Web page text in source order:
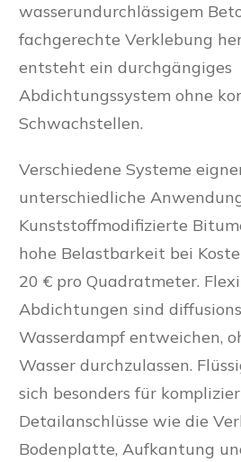
wasserundurchlässigem
fachgerechte Verklebung
entsteht ein durchgängiges
Abdichtungssystem ohne
Schwachstellen.
Verschiedene Systeme
unterschiedliche
Kunststoffmodifizierte
hohe Belastbarkeit bei
20 € pro Quadratmeter.
Abdichtungen sind
Wasserdampf entweichen,
Wasser durchzulassen.
sich besonders für
Detailanschlüsse wie die
Bodenplatte, Aufkantung